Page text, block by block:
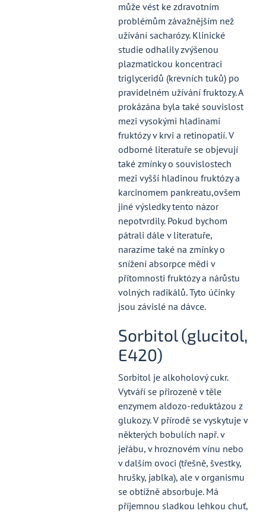
může vést ke zdravotním
problémům závažnějším než
užívání sacharózy. Klinické
studie odhalily zvýšenou
plazmatickou koncentraci
triglyceridů (krevních tuků) po
pravidelném užívání fruktozy. A
prokázána byla také souvislost
mezi vysokými hladinami
fruktózy v krvi a retinopatií. V
odborné literatuře se objevují
také zmínky o souvislostech
mezi vyšší hladinou fruktózy a
karcinomem pankreatu,ovšem
jiné výsledky tento názor
nepotvrdily. Pokud bychom
pátrali dále v literatuře,
narazíme také na zmínky o
snížení absorpce mědi v
přítomnosti fruktózy a nárůstu
volných radikálů. Tyto účinky
jsou závislé na dávce.
Sorbitol (glucitol,
E420)
Sorbitol je alkoholový cukr.
Vytváří se přirozeně v těle
enzymem aldozo-reduktázou z
glukozy. V přírodě se vyskytuje v
některých bobulích např. v
jeřábu, v hroznovém vínu nebo
v dalším ovoci (třešně, švestky,
hrušky, jablka), ale v organismu
se obtížně absorbuje. Má
příjemnou sladkou lehkou chuť,